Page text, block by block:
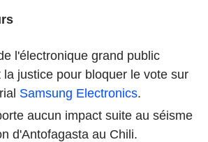
l'électronique grand public
la justice pour bloquer le vote sur
Samsung Electronics.
aucun impact suite au séisme
d'Antofagasta au Chili.